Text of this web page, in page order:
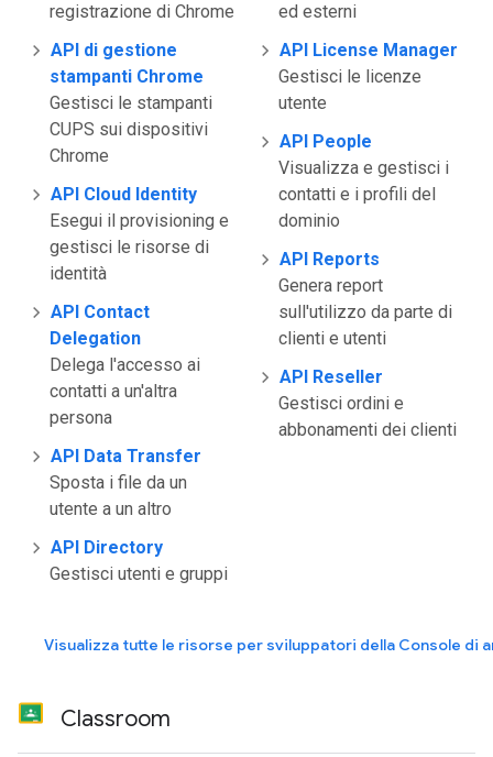
registrazione di Chrome
API di gestione
stampanti Chrome
Gestisci le stampanti
CUPS sui dispositivi
Chrome
API Cloud Identity
Esegui il provisioning e
gestisci le risorse di
identità
API Contact
Delegation
Delega l'accesso ai
contatti a un'altra
persona
API Data Transfer
Sposta i file da un
utente a un altro
API Directory
Gestisci utenti e gruppi
ed esterni
API License Manager
Gestisci le licenze
utente
API People
Visualizza e gestisci i
contatti e i profili del
dominio
API Reports
Genera report
sull'utilizzo da parte di
clienti e utenti
API Reseller
Gestisci ordini e
abbonamenti dei clienti
Visualizza tutte le risorse per sviluppatori della Console di
Classroom